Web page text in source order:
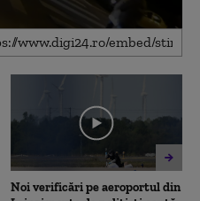
Noi verificări pe aeroportul din